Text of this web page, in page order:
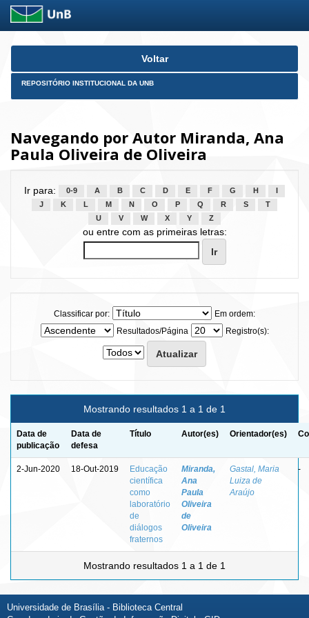
Skip
Voltar
REPOSITÓRIO INSTITUCIONAL DA UNB
Navegando por Autor Miranda, Ana
Paula Oliveira de Oliveira
Ir para: 0-9 A B C D E F G H
J
K L M N O P Q R S
T
U
V W X Y Z
ou entre com as primeiras letras:
Classificar por:
Em ordem:
Resultados/Página
Registro(s):
Mostrando resultados 1 a 1 de 1
Data de
publicação
Data de
defesa
Título Autor(es) Orientador(es)
2-Jun-2020 18-Out-2019
Educação
científica
como
laboratório
de
diálogos
fraternos
Miranda,
Ana
Paula
Oliveira
de
Oliveira
Gastal, Maria
Luiza de
Araújo
-
Mostrando resultados 1 a 1 de 1
Universidade de Brasília - Biblioteca Central